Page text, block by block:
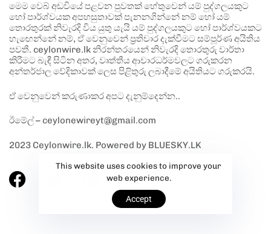
මෙම වෙබ් අඩවියේ පළවන පුවතක් හේතුවෙන් යම් පුද්ගලයකුට
හෝ පාර්ශ්වයක අපහසුතාවක් පැනනගින්නේ නම් හෝ යම්
තොරතුරක් නිවැරදි විය යුතු යැයි යම් පුද්ගලයකුට හෝ පාර්ශ්වයකට
හැඟෙන්නේ නම්, ඒ වෙනුවෙන් ප්‍රතිචාර දැක්වීමට සම්පූර්ණ අයිතිය
පවතී. ceylonwire.lk නිරන්තරයෙන් නිවැරදි තොරතුරු වාර්තා
කිරීමට බැඳී සිටින අතර, වෘත්තීය ආචාරධර්මවලට ගරුකරන
අන්තර්ජාල වේදිකාවක් ලෙස පිළිතුරු ලබාදීමේ අයිතියට ගරුකරයි.
ඒ වෙනුවෙන් කරුණාකර අපට දැනුම්දෙන්න..
ඊමේල් – ceylonewireyt@gmail.com
2023 Ceylonwire.lk. Powered by BLUESKY.LK
This website uses cookies to improve your
web experience.
Accept